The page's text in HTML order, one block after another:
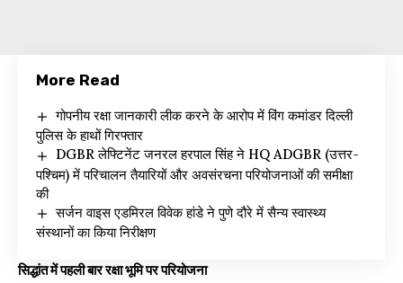
More Read
गोपनीय रक्षा जानकारी लीक करने के आरोप में विंग कमांडर दिल्ली
पुलिस के हाथों गिरफ्तार
DGBR लेफ्टिनेंट जनरल हरपाल सिंह ने HQ ADGBR (उत्तर-
पश्चिम) में परिचालन तैयारियों और अवसंरचना परियोजनाओं की समीक्षा
की
सर्जन वाइस एडमिरल विवेक हांडे ने पुणे दौरे में सैन्य स्वास्थ्य
संस्थानों का किया निरीक्षण
सिद्धांत में पहली बार रक्षा भूमि पर परियोजना